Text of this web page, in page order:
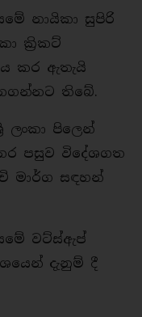
නායිකා සුපිරි
ක්‍රිකට්
කර ඇතැයි
තිබේ.
පිලෙන්
පසුව විදේශගත
මාර්ග සඳහන්
වට්ස්ඇප්
දැනුම් දී